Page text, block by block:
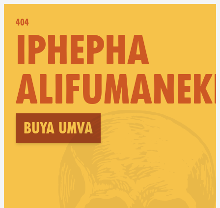
404
IPHEPHA
Buya umva